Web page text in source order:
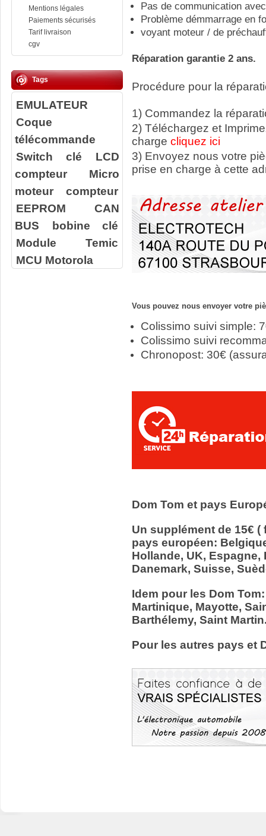
Mentions légales
Paiements sécurisés
Tarif livraison
cgv
Tags
EMULATEUR
Coque
télécommande
Switch clé
LCD
compteur
Micro
moteur compteur
EEPROM
CAN
BUS
bobine clé
Module Temic
MCU Motorola
Pas de communication
Problème démmarrage en
voyant moteur / de
Réparation garantie 2 ans.
Procédure pour la
1) Commandez la
2) Téléchargez et
charge cliquez ici
3) Envoyez nous votre
prise en charge à cette
Vous pouvez nous envoyer votre
Colissimo suivi simple:
Colissimo suivi
Chronopost: 30€
Dom Tom et pays
Un supplément de 15€
pays européen:
Hollande, UK,
Danemark, Suisse,
Idem pour les Dom
Martinique, Mayotte,
Barthélemy, Saint
Pour les autres pays et